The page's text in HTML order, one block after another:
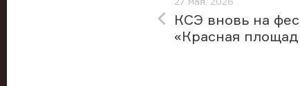
КСЭ вновь на
«Красная